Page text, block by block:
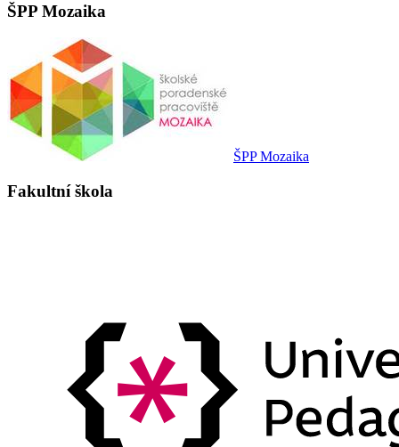
ŠPP Mozaika
ŠPP Mozaika
Fakultní škola